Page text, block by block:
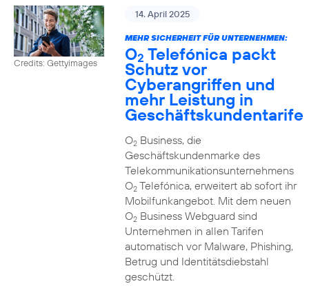
Credits: Gettyimages
14. April 2025
MEHR SICHERHEIT FÜR UNTERNEHMEN:
O2 Telefónica packt
Schutz vor
Cyberangriffen und
mehr Leistung in
Geschäftskundentarife
O2Business, die
Geschäftskundenmarke des
Telekommunikationsunternehmens
O2Telefónica, erweitert ab sofort ihr
Mobilfunkangebot. Mit dem neuen
O2Business Webguard sind
Unternehmen in allen Tarifen
automatisch vor Malware, Phishing,
Betrug und Identitätsdiebstahl
geschützt.